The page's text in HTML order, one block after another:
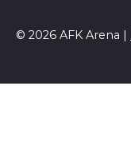
© 2026 AFK Arena |